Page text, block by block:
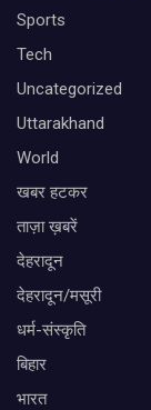
Sports
Tech
Uncategorized
Uttarakhand
World
खबर हटकर
ताज़ा ख़बरें
देहरादून
देहरादून/मसूरी
धर्म-संस्कृति
बिहार
भारत